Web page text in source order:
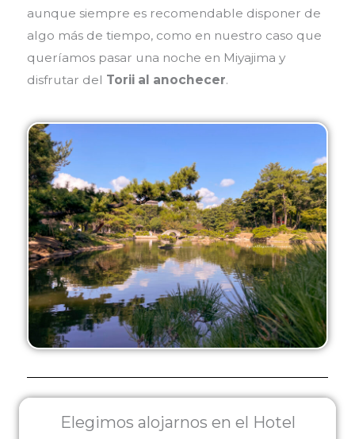
aunque siempre es recomendable disponer de
algo más de tiempo, como en nuestro caso que
queríamos pasar una noche en Miyajima y
disfrutar del Torii al anochecer.
Elegimos alojarnos en el Hotel